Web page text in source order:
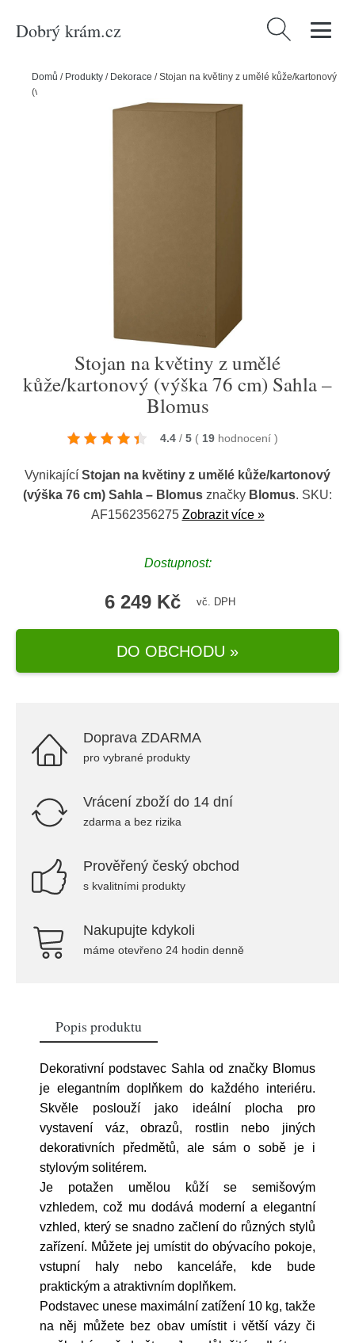
Dobrý krám.cz Vyhledávání
Domů / Produkty / Dekorace /Stojan na květiny z umělé kůže/kartonový
(výška 76 cm) Sahla – Blomus
Stojan na květiny z umělé
kůže/kartonový (výška 76 cm) Sahla –
Blomus
4.4 / 5 ( 19 hodnocení )
Vynikající Stojan na květiny z umělé kůže/kartonový
(výška 76 cm) Sahla – Blomus značky Blomus. SKU:
AF1562356275 Zobrazit více »
Dostupnost:
6 249 Kč vč. DPH
DO OBCHODU »
Doprava ZDARMA
pro vybrané produkty
Vrácení zboží do 14 dní
zdarma a bez rizika
Prověřený český obchod
s kvalitními produkty
Nakupujte kdykoli
máme otevřeno 24 hodin denně
Popis produktu
Dekorativní podstavec Sahla od značky Blomus
je elegantním doplňkem do každého interiéru.
Skvěle poslouží jako ideální plocha pro
vystavení váz, obrazů, rostlin nebo jiných
dekorativních předmětů, ale sám o sobě je i
stylovým solitérem.
Je potažen umělou kůží se semišovým
vzhledem, což mu dodává moderní a elegantní
vzhled, který se snadno začlení do různých stylů
zařízení. Můžete jej umístit do obývacího pokoje,
vstupní haly nebo kanceláře, kde bude
praktickým a atraktivním doplňkem.
Podstavec unese maximální zatížení 10 kg, takže
na něj můžete bez obav umístit i větší vázy či